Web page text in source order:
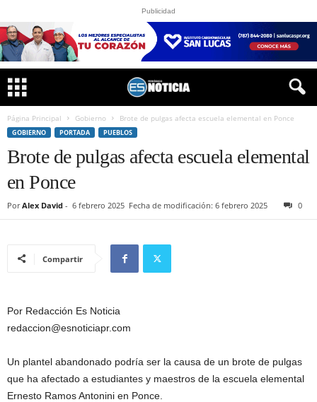
Publicidad
Página Principal Gobierno Brote de pulgas afecta escuela elemental en Ponce
GOBIERNO PORTADA PUEBLOS
Brote de pulgas afecta escuela elemental
en Ponce
Por Alex David - 6 febrero 2025 Fecha de modificación: 6 febrero 2025 0
Compartir
Por Redacción Es Noticia
redaccion@esnoticiapr.com
Un plantel abandonado podría ser la causa de un brote de pulgas
que ha afectado a estudiantes y maestros de la escuela elemental
Ernesto Ramos Antonini en Ponce.